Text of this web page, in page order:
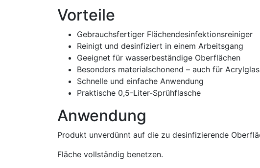
Vorteile
Gebrauchsfertiger Flächendesinfektionsreiniger
Reinigt und desinfiziert in einem Arbeitsgang
Geeignet für wasserbeständige Oberflächen
Besonders materialschonend – auch für
Schnelle und einfache Anwendung
Praktische 0,5-Liter-Sprühflasche
Anwendung
Produkt unverdünnt auf die zu desinfizierende
Fläche vollständig benetzen.